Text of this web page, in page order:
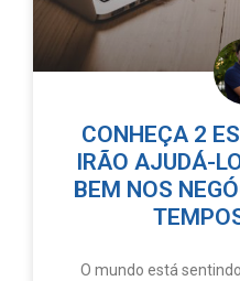
CONHEÇA 2
IRÃO AJUDÁ-
BEM NOS
O mundo está